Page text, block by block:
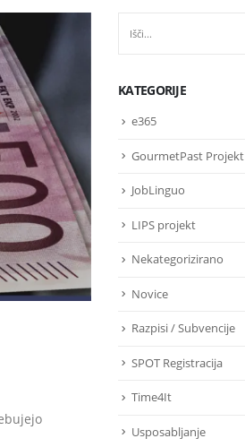
KATEGORIJE
e365
GourmetPast Projekt
JobLinguo
LIPS projekt
Nekategorizirano
Novice
Razpisi / Subvencije
SPOT Registracija
Time4It
Usposabljanje